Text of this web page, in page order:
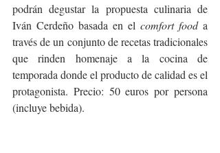
podrán degustar la propuesta culinaria de
Iván Cerdeño basada en el comfort food a
través de un conjunto de recetas tradicionales
que rinden homenaje a la cocina de
temporada donde el producto de calidad es el
protagonista. Precio: 50 euros por persona
(incluye bebida).